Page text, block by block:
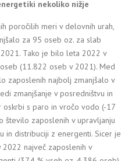
nekoliko nižje
poročilih meri v delovnih urah,
za 95 oseb oz. za slab
Tako je bilo leta 2022 v
(11.822 oseb v 2021). Med
zaposlenih najbolj zmanjšalo v
zmanjšanje v posredništvu in
s paro in vročo vodo (-17
število zaposlenih v upravljanju
in distribuciji z energenti. Sicer je
največ zaposlenih v